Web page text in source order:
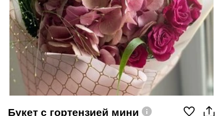
Букет с гортензией мини